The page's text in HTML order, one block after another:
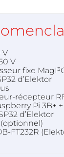
V
V
fixe
d’Elektor
récepteur
Pi 3B+
d’Elektor
(optionnel)
FT232R